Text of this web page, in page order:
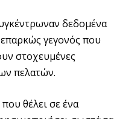
δεδομένα
γεγονός που
στοχευμένες
πελατών.
θέλει σε ένα